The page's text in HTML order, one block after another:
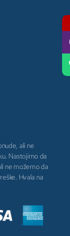
ali ne
Nastojimo da
ne možemo da
Hvala na